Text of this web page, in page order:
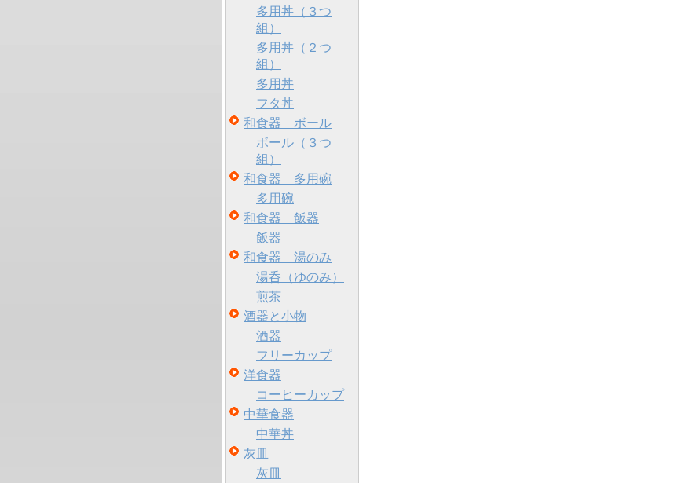
多用丼（３つ
組）
多用丼（２つ
組）
多用丼
フタ丼
和食器 ボール
ボール（３つ
組）
和食器 多用碗
多用碗
和食器 飯器
飯器
和食器 湯のみ
湯呑（ゆのみ）
煎茶
酒器と小物
酒器
フリーカップ
洋食器
コーヒーカップ
中華食器
中華丼
灰皿
灰皿